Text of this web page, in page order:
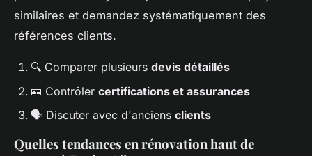
similaires et demandez systématiquement des
références clients.
🔍 Comparer plusieurs devis détaillés
🪪 Contrôler certifications et assurances
🗣️ Discuter avec d'anciens clients
Quelles tendances en rénovation haut de